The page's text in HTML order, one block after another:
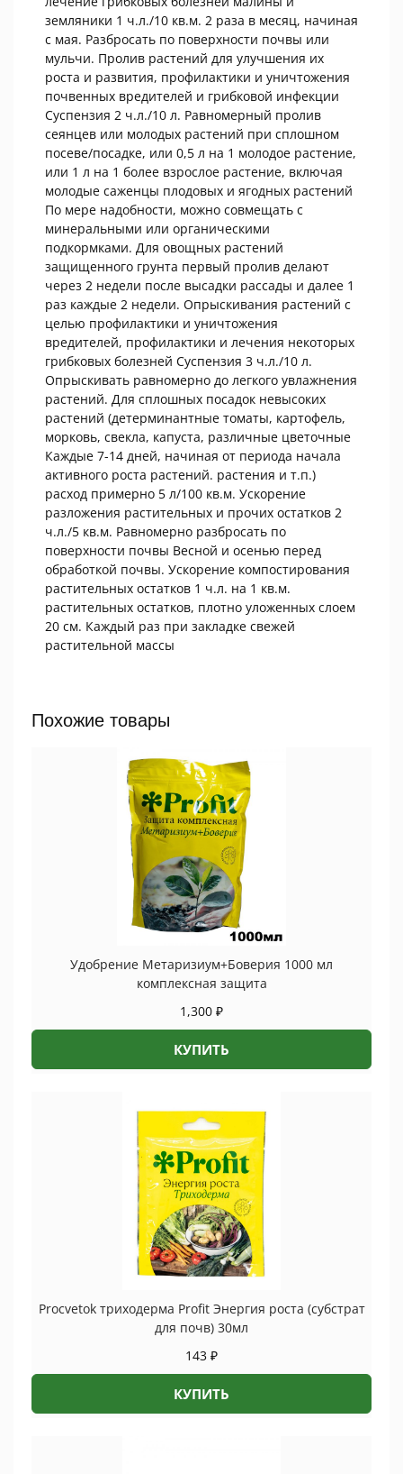
земляники 1 ч.л./10 кв.м. 2 раза в месяц, начиная
с мая. Разбросать по поверхности почвы или
мульчи. Пролив растений для улучшения их
роста и развития, профилактики и уничтожения
почвенных вредителей и грибковой инфекции
Суспензия 2 ч.л./10 л. Равномерный пролив
сеянцев или молодых растений при сплошном
посеве/посадке, или 0,5 л на 1 молодое растение,
или 1 л на 1 более взрослое растение, включая
молодые саженцы плодовых и ягодных растений
По мере надобности, можно совмещать с
минеральными или органическими
подкормками. Для овощных растений
защищенного грунта первый пролив делают
через 2 недели после высадки рассады и далее 1
раз каждые 2 недели. Опрыскивания растений с
целью профилактики и уничтожения
вредителей, профилактики и лечения некоторых
грибковых болезней Суспензия 3 ч.л./10 л.
Опрыскивать равномерно до легкого увлажнения
растений. Для сплошных посадок невысоких
растений (детерминантные томаты, картофель,
морковь, свекла, капуста, различные цветочные
Каждые 7-14 дней, начиная от периода начала
активного роста растений. растения и т.п.)
расход примерно 5 л/100 кв.м. Ускорение
разложения растительных и прочих остатков 2
ч.л./5 кв.м. Равномерно разбросать по
поверхности почвы Весной и осенью перед
обработкой почвы. Ускорение компостирования
растительных остатков 1 ч.л. на 1 кв.м.
растительных остатков, плотно уложенных слоем
20 см. Каждый раз при закладке свежей
растительной массы
Похожие товары
Удобрение Метаризиум+Боверия 1000 мл
комплексная защита
1,300 ₽
КУПИТЬ
Procvetok триходерма Profit Энергия роста (субстрат
для почв) 30мл
143 ₽
КУПИТЬ